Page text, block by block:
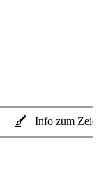
Info zum